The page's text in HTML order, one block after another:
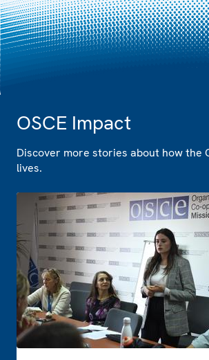
OSCE Impact
Discover more stories about how the
lives.